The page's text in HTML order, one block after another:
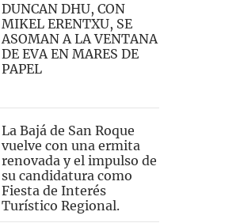
DUNCAN DHU, CON
MIKEL ERENTXU, SE
ASOMAN A LA VENTANA
DE EVA EN MARES DE
PAPEL
La Bajá de San Roque
vuelve con una ermita
renovada y el impulso de
su candidatura como
Fiesta de Interés
Turístico Regional.